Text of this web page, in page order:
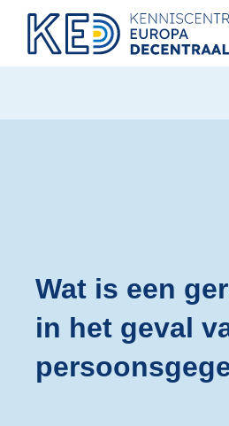
Wat is een
in het geval